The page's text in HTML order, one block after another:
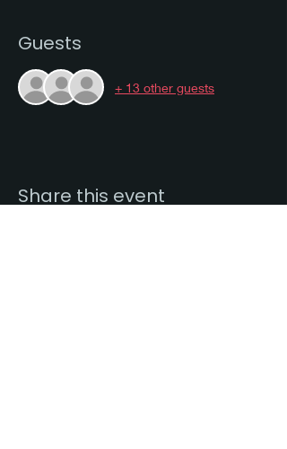
Guests
+ 13 other guests
Share this event